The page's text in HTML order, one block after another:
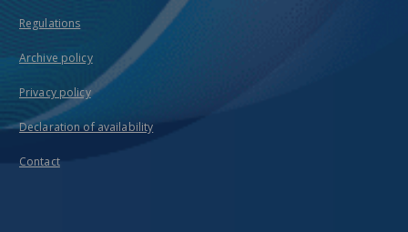
Regulations
Archive policy
Privacy policy
Declaration of availability
Contact